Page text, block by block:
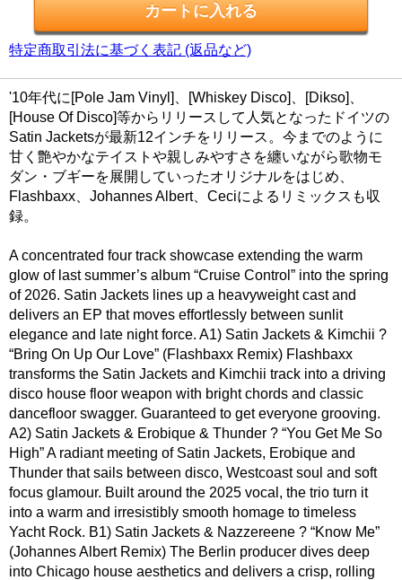
特定商取引法に基づく表記 (返品など)
'10年代に[Pole Jam Vinyl]、[Whiskey Disco]、[Dikso]、
[House Of Disco]等からリリースして人気となったドイツの
Satin Jacketsが最新12インチをリリース。今までのように
甘く艶やかなテイストや親しみやすさを纏いながら歌物モ
ダン・ブギーを展開していったオリジナルをはじめ、
Flashbaxx、Johannes Albert、Ceciによるリミックスも収
録。
A concentrated four track showcase extending the warm
glow of last summer’s album “Cruise Control” into the spring
of 2026. Satin Jackets lines up a heavyweight cast and
delivers an EP that moves effortlessly between sunlit
elegance and late night force. A1) Satin Jackets & Kimchii ?
“Bring On Up Our Love” (Flashbaxx Remix) Flashbaxx
transforms the Satin Jackets and Kimchii track into a driving
disco house floor weapon with bright chords and classic
dancefloor swagger. Guaranteed to get everyone grooving.
A2) Satin Jackets & Erobique & Thunder ? “You Get Me So
High” A radiant meeting of Satin Jackets, Erobique and
Thunder that sails between disco, Westcoast soul and soft
focus glamour. Built around the 2025 vocal, the trio turn it
into a warm and irresistibly smooth homage to timeless
Yacht Rock. B1) Satin Jackets & Nazzereene ? “Know Me”
(Johannes Albert Remix) The Berlin producer dives deep
into Chicago house aesthetics and delivers a crisp, rolling